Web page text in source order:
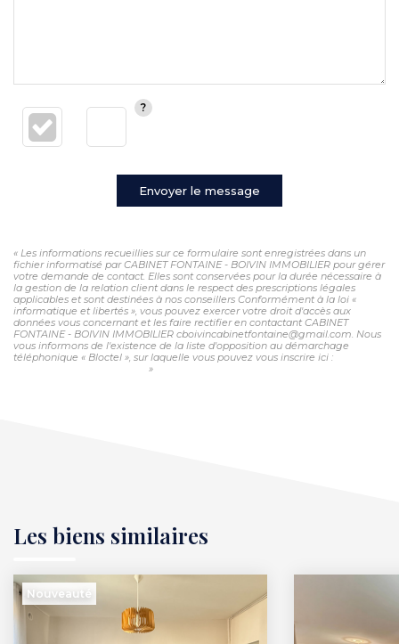
Envoyer le message
« Les informations recueillies sur ce formulaire sont enregistrées dans un
fichier informatisé par CABINET FONTAINE - BOIVIN IMMOBILIER pour gérer
votre demande de contact. Elles sont conservées pour la durée nécessaire à
la gestion de la relation client dans le respect des prescriptions légales
applicables et sont destinées à nos conseillers Conformément à la loi «
informatique et libertés », vous pouvez exercer votre droit d'accès aux
données vous concernant et les faire rectifier en contactant CABINET
FONTAINE - BOIVIN IMMOBILIER cboivincabinetfontaine@gmail.com. Nous
vous informons de l'existence de la liste d'opposition au démarchage
téléphonique « Bloctel », sur laquelle vous pouvez vous inscrire ici :
»
Les biens similaires
Nouveauté